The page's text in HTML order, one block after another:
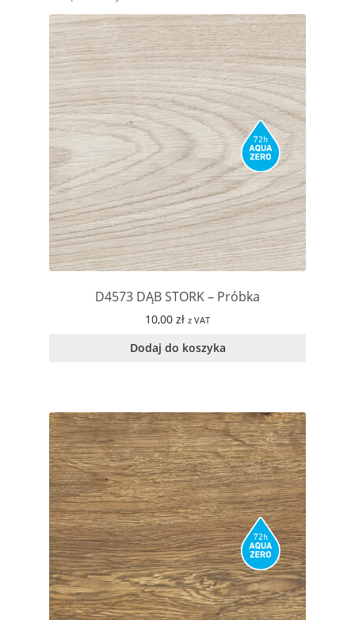
D4573 DĄB STORK – Próbka
10,00 zł z VAT
Dodaj do koszyka